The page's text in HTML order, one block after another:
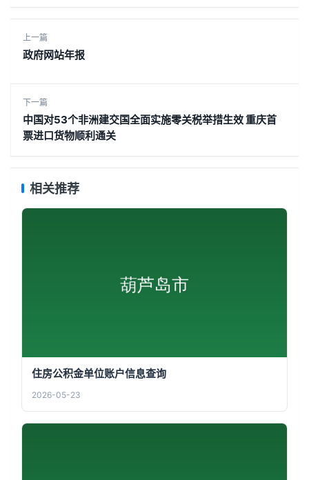
上一篇
政府网站年报
下一篇
中国对53个非洲建交国全面实施零关税举措生效 重庆首
票进口货物顺利通关
相关推荐
住房公积金单位账户信息查询
2026-05-23